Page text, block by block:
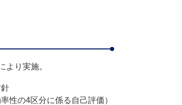
り実施。
性の4区分に係る自己評価）